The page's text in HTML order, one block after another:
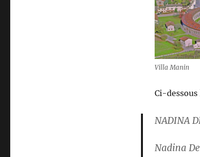
Villa Manin
Ci-
NADINA
Nadina